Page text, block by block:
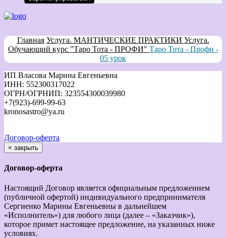
Главная Услуга. МАНТИЧЕСКИЕ ПРАКТИКИ Услуга.
Обучающий курс "Таро Тота - ПРОФИ" Таро Тота - Профи -
05 урок
ИП Власова Марина Евгеньевна
ИНН: 552300317022
ОГРН/ОГРНИП: 323554300039980
+7(923)-699-99-63
kronosastro@ya.ru
Договор-оферта
× закрыть
Договор-оферта
Настоящий Договор является официальным предложением
(публичной офертой) индивидуального предпринимателя
Сергиенко Марины Евгеньевны в дальнейшем
«Исполнитель») для любого лица (далее – «Заказчик»),
которое примет настоящее предложение, на указанных ниже
условиях.